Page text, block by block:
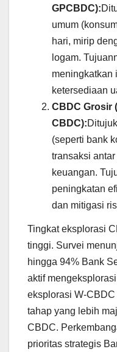
GPCBDC):
umum
hari, mirip
logam.
meningkatkan
ketersediaan
CBDC Grosir
CBDC):
(seperti bank
transaksi
keuangan.
peningkatan
dan mitigasi
Tingkat eksplorasi
tinggi. Survei
hingga 94% Bank
aktif
eksplorasi W-
tahap yang lebih
CBDC.
prioritas strategis